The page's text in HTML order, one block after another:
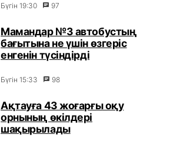
Бүгін 19:30 97
Мамандар №3 автобустың
бағытына не үшін өзгеріс
енгенін түсіндірді
Бүгін 15:33 98
Ақтауға 43 жоғарғы оқу
орнының өкілдері
шақырылады